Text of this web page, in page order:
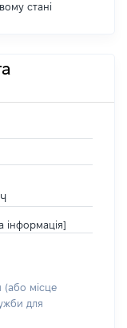
стані
інформація]
(або місце
для